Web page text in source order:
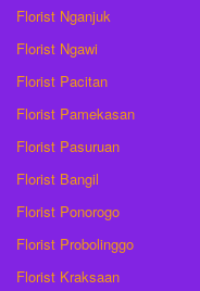
Florist Nganjuk
Florist Ngawi
Florist Pacitan
Florist Pamekasan
Florist Pasuruan
Florist Bangil
Florist Ponorogo
Florist Probolinggo
Florist Kraksaan